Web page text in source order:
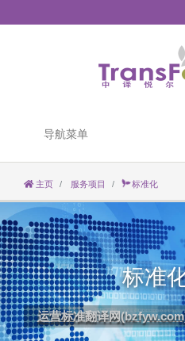
导航菜单
主页 服务项目 标准化
标准
运营标准翻译网